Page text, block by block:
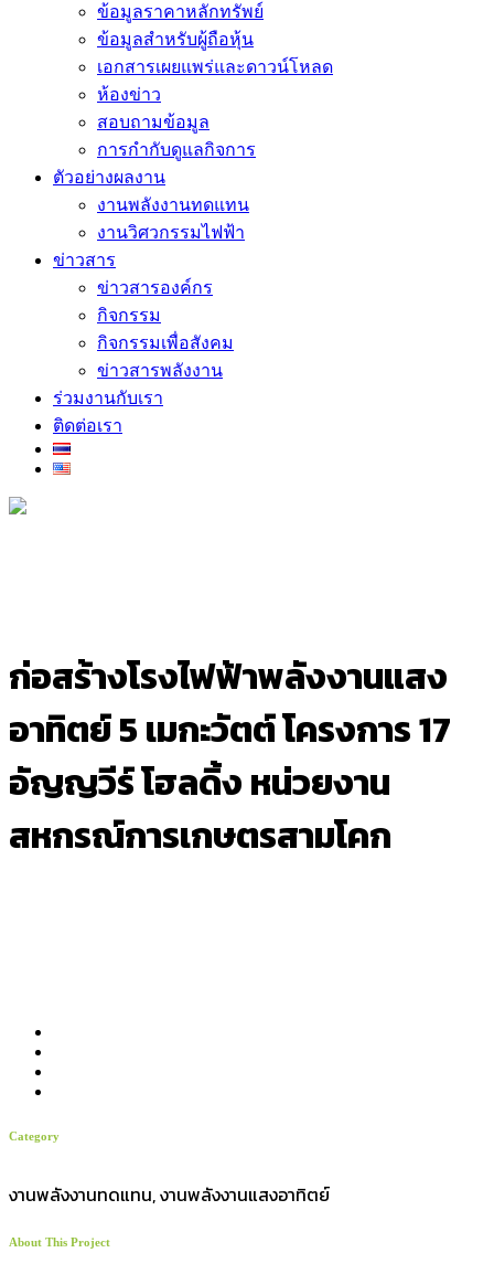
ข้อมูลราคาหลักทรัพย์
ข้อมูลสำหรับผู้ถือหุ้น
เอกสารเผยแพร่และดาวน์โหลด
ห้องข่าว
สอบถามข้อมูล
การกำกับดูแลกิจการ
ตัวอย่างผลงาน
งานพลังงานทดแทน
งานวิศวกรรมไฟฟ้า
ข่าวสาร
ข่าวสารองค์กร
กิจกรรม
กิจกรรมเพื่อสังคม
ข่าวสารพลังงาน
ร่วมงานกับเรา
ติดต่อเรา
ก่อสร้างโรงไฟฟ้าพลังงานแสง
อาทิตย์ 5 เมกะวัตต์ โครงการ 17
อัญญวีร์ โฮลดิ้ง หน่วยงาน
สหกรณ์การเกษตรสามโคก
Category
งานพลังงานทดแทน, งานพลังงานแสงอาทิตย์
About This Project